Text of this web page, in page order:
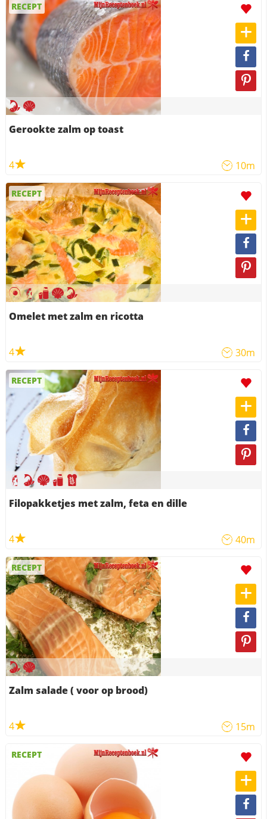
RECEPT
Gerookte zalm op toast
4 10m
RECEPT
Omelet met zalm en ricotta
4 30m
RECEPT
Filopakketjes met zalm, feta en dille
4 40m
RECEPT
Zalm salade ( voor op brood)
4 15m
RECEPT